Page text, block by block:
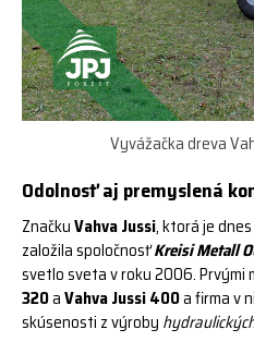
Vyvážačka dreva
Odolnosť aj premyslená
ZnačkuVahva Jussi, ktorá je
založila spoločnosťKreisi Metall
svetlo sveta v roku 2006. Prvými
320aVahva Jussi 400a firma v
skúsenosti z výroby